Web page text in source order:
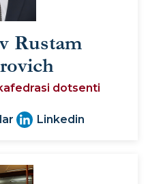
Rustam
dotsenti
Linkedin